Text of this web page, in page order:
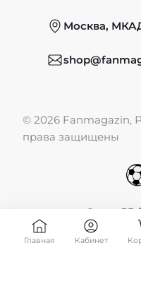
Обмен и возврат
Публичная оферта
Москва,
© 2026 Fanmagazin,
права защищены
Главная Кабинет